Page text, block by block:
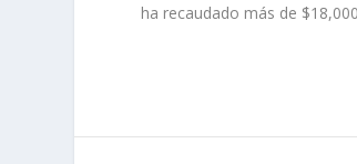
ha recaudado más de